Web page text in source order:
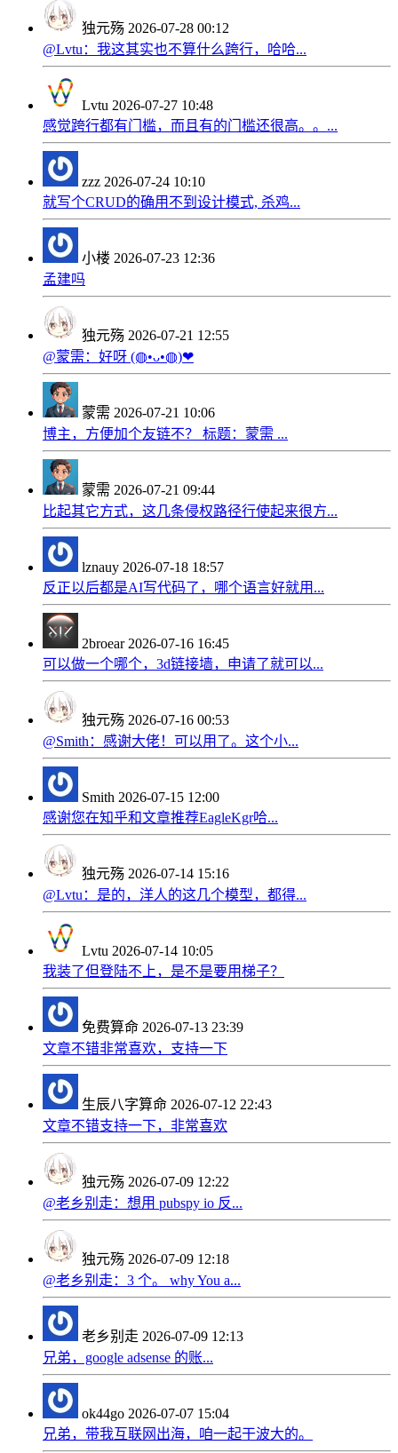
独元殇 2026-07-28 00:12
@Lvtu：我这其实也不算什么跨行，哈哈...
Lvtu 2026-07-27 10:48
感觉跨行都有门槛，而且有的门槛还很高。。...
zzz 2026-07-24 10:10
就写个CRUD的确用不到设计模式, 杀鸡...
小楼 2026-07-23 12:36
孟建吗
独元殇 2026-07-21 12:55
@蒙需：好呀 (◍•ᴗ•◍)❤
蒙需 2026-07-21 10:06
博主，方便加个友链不？ 标题：蒙需 ...
蒙需 2026-07-21 09:44
比起其它方式，这几条侵权路径行使起来很方...
lznauy 2026-07-18 18:57
反正以后都是AI写代码了，哪个语言好就用...
2broear 2026-07-16 16:45
可以做一个哪个，3d链接墙，申请了就可以...
独元殇 2026-07-16 00:53
@Smith：感谢大佬！可以用了。这个小...
Smith 2026-07-15 12:00
感谢您在知乎和文章推荐EagleKgr哈...
独元殇 2026-07-14 15:16
@Lvtu：是的，洋人的这几个模型，都得...
Lvtu 2026-07-14 10:05
我装了但登陆不上，是不是要用梯子？
免费算命 2026-07-13 23:39
文章不错非常喜欢，支持一下
生辰八字算命 2026-07-12 22:43
文章不错支持一下，非常喜欢
独元殇 2026-07-09 12:22
@老乡别走：想用 pubspy io 反...
独元殇 2026-07-09 12:18
@老乡别走：3 个。 why You a...
老乡别走 2026-07-09 12:13
兄弟，google adsense 的账...
ok44go 2026-07-07 15:04
兄弟，带我互联网出海，咱一起干波大的。